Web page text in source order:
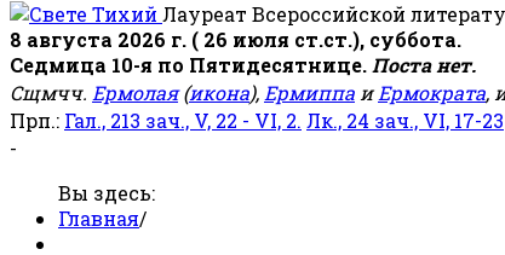
Лауреат Всероссийской
8 августа 2026 г. ( 26 июля ст.ст.), суббота.
Седмица 10-я по Пятидесятнице. Поста нет.
Сщмчч. Ермолая(икона), Ермиппа иЕрмократа,
Прп.: Гал., 213 зач., V, 22 - VI, 2. Лк., 24 зач., VI, 17-23
-
Вы здесь:
Главная/